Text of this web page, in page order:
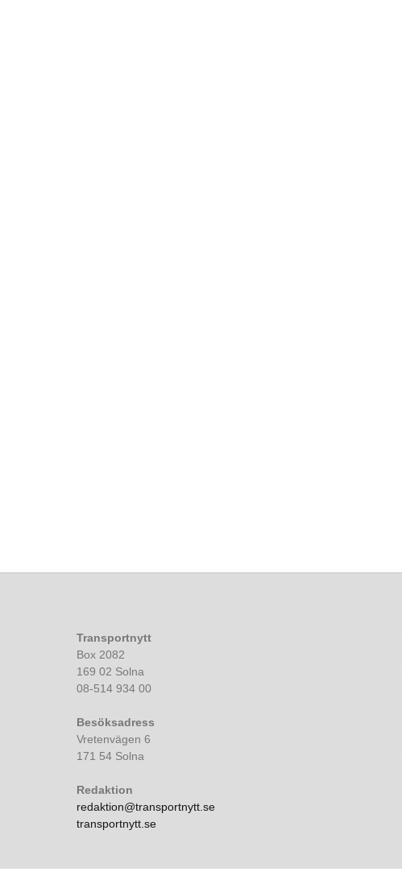
Transportnytt
Box 2082
169 02 Solna
08-514 934 00
Besöksadress
Vretenvägen 6
171 54 Solna
Redaktion
redaktion@transportnytt.se
transportnytt.se